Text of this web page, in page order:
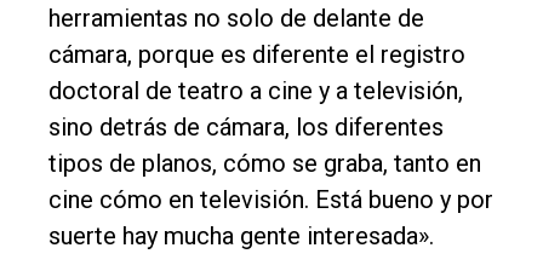
herramientas no solo de delante de
cámara, porque es diferente el registro
doctoral de teatro a cine y a televisión,
sino detrás de cámara, los diferentes
tipos de planos, cómo se graba, tanto en
cine cómo en televisión. Está bueno y por
suerte hay mucha gente interesada».